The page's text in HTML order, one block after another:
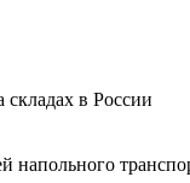
складах в России